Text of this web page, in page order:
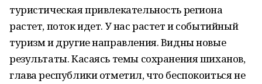
туристическая привлекательность региона
растет, поток идет. У нас растет и событийный
туризм и другие направления. Видны новые
результаты. Касаясь темы сохранения шиханов,
глава республики отметил, что беспокоиться не